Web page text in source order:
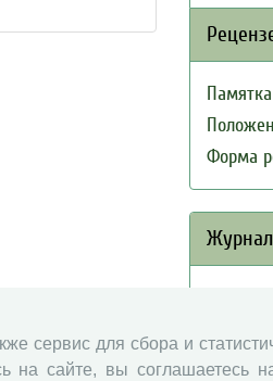
Форма
сервис для сбора и
на сайте, вы соглашаетесь